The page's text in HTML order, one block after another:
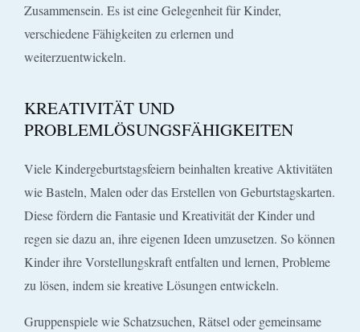
Zusammensein. Es ist eine Gelegenheit für Kinder,
verschiedene Fähigkeiten zu erlernen und
weiterzuentwickeln.
KREATIVITÄT UND
PROBLEMLÖSUNGSFÄHIGKEITEN
Viele Kindergeburtstagsfeiern beinhalten kreative Aktivitäten
wie Basteln, Malen oder das Erstellen von Geburtstagskarten.
Diese fördern die Fantasie und Kreativität der Kinder und
regen sie dazu an, ihre eigenen Ideen umzusetzen. So können
Kinder ihre Vorstellungskraft entfalten und lernen, Probleme
zu lösen, indem sie kreative Lösungen entwickeln.
Gruppenspiele wie Schatzsuchen, Rätsel oder gemeinsame